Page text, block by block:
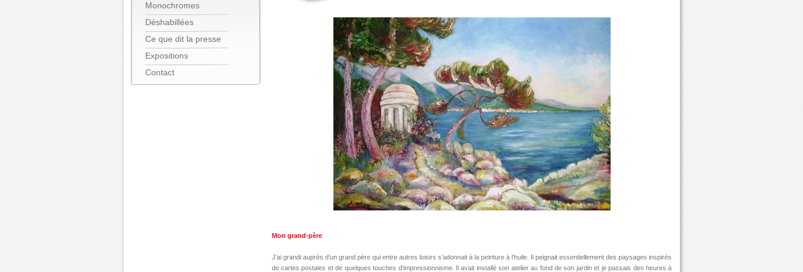
Monochromes
Déshabillées
Ce que dit la presse
Expositions
Contact
Mon grand-père
J’ai grandi auprès d’un grand père qui entre autres loisirs s’adonnait à la peinture à l’huile. Il peignait essentiellement des paysages inspirés
de cartes postales et de quelques touches d’impressionnisme. Il avait installé son atelier au fond de son jardin et je passais des heures à